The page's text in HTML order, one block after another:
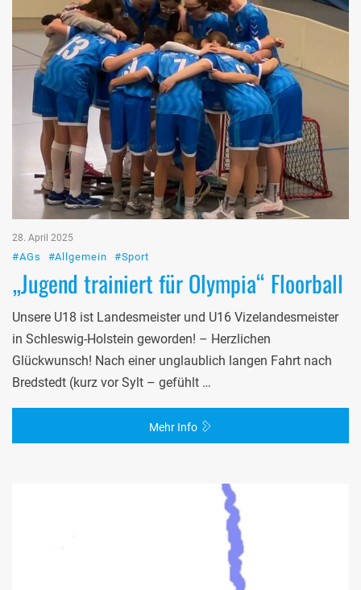
28. April 2025
#AGs #Allgemein #Sport
„Jugend trainiert für Olympia“ Floorball
Unsere U18 ist Landesmeister und U16 Vizelandesmeister
in Schleswig-Holstein geworden! – Herzlichen
Glückwunsch! Nach einer unglaublich langen Fahrt nach
Bredstedt (kurz vor Sylt – gefühlt …
Mehr Info